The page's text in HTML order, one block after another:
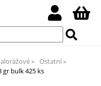
Ostatní
gr bulk 425 ks